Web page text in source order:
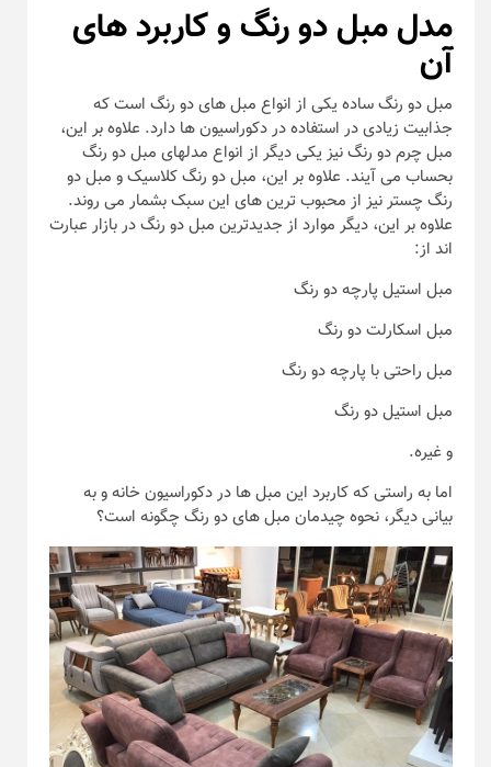
مدل مبل دو رنگ و کاربرد های
آن
مبل دو رنگ ساده یکی از انواع مبل های دو رنگ است که
جذابیت زیادی در استفاده در دکوراسیون ها دارد. علاوه بر این،
مبل چرم دو رنگ نیز یکی دیگر از انواع مدلهای مبل دو رنگ
بحساب می آیند. علاوه بر این، مبل دو رنگ کلاسیک و مبل دو
رنگ چستر نیز از محبوب ترین های این سبک بشمار می روند.
علاوه بر این، دیگر موارد از جدیدترین مبل دو رنگ در بازار عبارت
اند از:
مبل استیل پارچه دو رنگ
مبل اسکارلت دو رنگ
مبل راحتی با پارچه دو رنگ
مبل استیل دو رنگ
و غیره.
اما به راستی که کاربرد این مبل ها در دکوراسیون خانه و به
بیانی دیگر، نحوه چیدمان مبل های دو رنگ چگونه است؟